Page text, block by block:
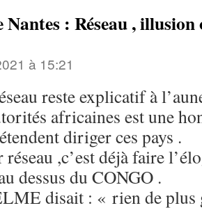
Nantes : Réseau ,
à 15:21
reste explicatif à
africaines est une
diriger ces pays .
réseau ,c’est déjà faire
dessus du CONGO .
disait : « rien de plus